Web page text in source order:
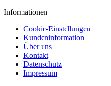
Informationen
Cookie-Einstellungen
Kundeninformation
Über uns
Kontakt
Datenschutz
Impressum